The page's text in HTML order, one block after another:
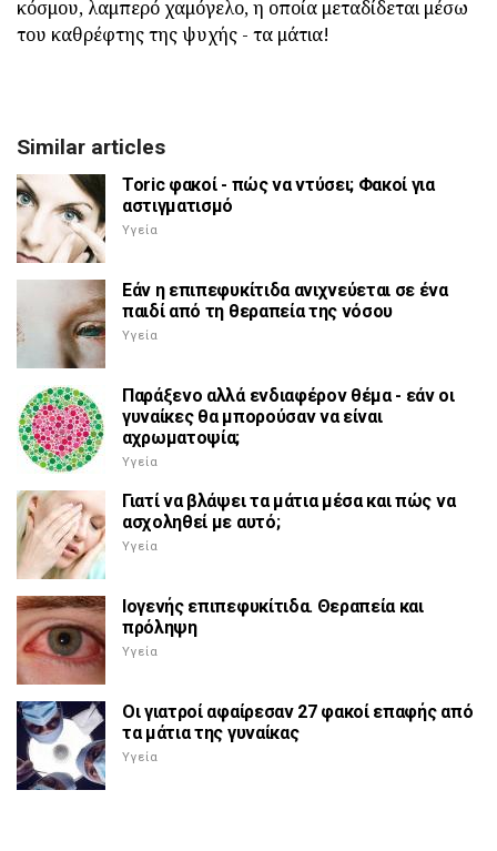
κόσμου, λαμπερό χαμόγελο, η οποία μεταδίδεται μέσω
του καθρέφτης της ψυχής - τα μάτια!
Similar articles
Toric φακοί - πώς να ντύσει; Φακοί για
αστιγματισμό
Υγεία
Εάν η επιπεφυκίτιδα ανιχνεύεται σε ένα
παιδί από τη θεραπεία της νόσου
Υγεία
Παράξενο αλλά ενδιαφέρον θέμα - εάν οι
γυναίκες θα μπορούσαν να είναι
αχρωματοψία;
Υγεία
Γιατί να βλάψει τα μάτια μέσα και πώς να
ασχοληθεί με αυτό;
Υγεία
Ιογενής επιπεφυκίτιδα. Θεραπεία και
πρόληψη
Υγεία
Οι γιατροί αφαίρεσαν 27 φακοί επαφής από
τα μάτια της γυναίκας
Υγεία